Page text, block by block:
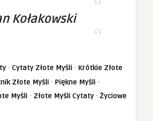
Kołakowski
· Cytaty Złote Myśli · Krótkie Złote
Złote Myśli · Piękne Myśli ·
Myśli · Złote Myśli Cytaty · Życiowe